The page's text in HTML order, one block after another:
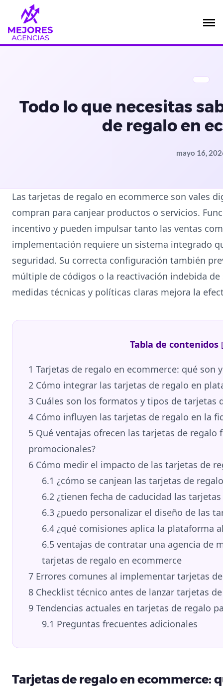
contenido
Todo lo que necesitas
de regalo en
mayo 16,
Las tarjetas de regalo en ecommerce son vales
compran para canjear productos o servicios.
incentivo y pueden impulsar tanto las ventas
implementación requiere un sistema integrado
seguridad. Su correcta configuración también
múltiple de códigos o la reactivación indebida
medidas técnicas y políticas claras mejora la
Tabla de contenidos [
1 Tarjetas de regalo en ecommerce: qué son
2 Cómo integrar las tarjetas de regalo en
3 Cuáles son los formatos y tipos de tarjetas
4 Cómo influyen las tarjetas de regalo en la
5 Qué ventajas ofrecen las tarjetas de
promocionales?
6 Cómo medir el impacto de las tarjetas de
6.1 ¿cómo se canjean las tarjetas de
6.2 ¿tienen fecha de caducidad las
6.3 ¿puedo personalizar el diseño de las
6.4 ¿qué comisiones aplica la plataforma
6.5 ventajas de contratar una agencia de
tarjetas de regalo en ecommerce
7 Errores comunes al implementar tarjetas
8 Checklist técnico antes de lanzar tarjetas
9 Tendencias actuales en tarjetas de regalo
9.1 Preguntas frecuentes adicionales
Tarjetas de regalo en ecommerce: